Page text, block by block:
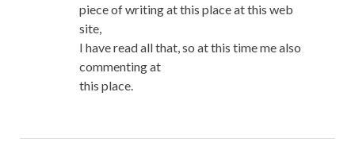
piece of writing at this place at this web
site,
I have read all that, so at this time me also
commenting at
this place.